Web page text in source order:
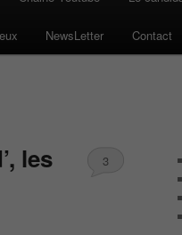
NewsLetter Contact
les
3